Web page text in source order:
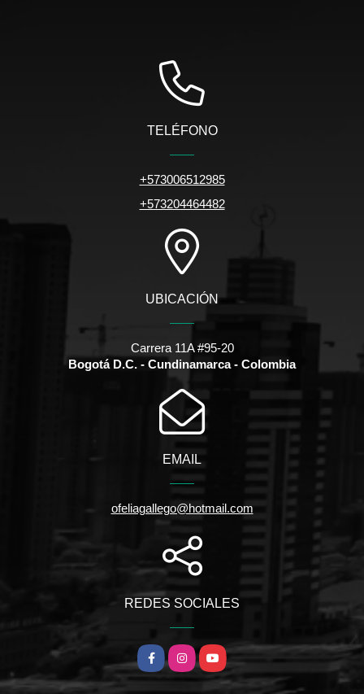
TELÉFONO
+573006512985
+573204464482
UBICACIÓN
Carrera 11A #95-20
Bogotá D.C. - Cundinamarca - Colombia
EMAIL
ofeliagallego@hotmail.com
REDES SOCIALES
FacebookInstagramYouTube